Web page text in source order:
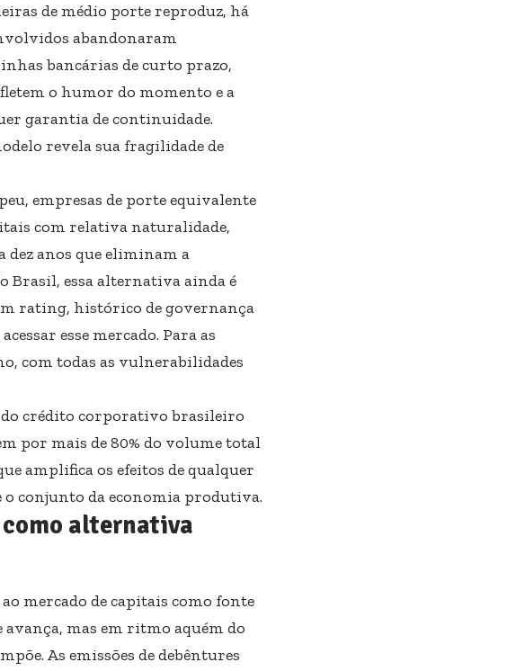
de médio porte reproduz, há
abandonaram
bancárias de curto prazo,
o humor do momento e a
garantia de continuidade.
revela sua fragilidade de
empresas de porte equivalente
com relativa naturalidade,
anos que eliminam a
Brasil, essa alternativa ainda é
rating, histórico de governança
esse mercado. Para as
com todas as vulnerabilidades
do crédito corporativo brasileiro
por mais de 80% do volume total
amplifica os efeitos de qualquer
conjunto da economia produtiva.
como alternativa
mercado de capitais como fonte
mas em ritmo aquém do
As emissões de debêntures